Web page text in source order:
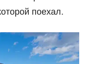
поехал.